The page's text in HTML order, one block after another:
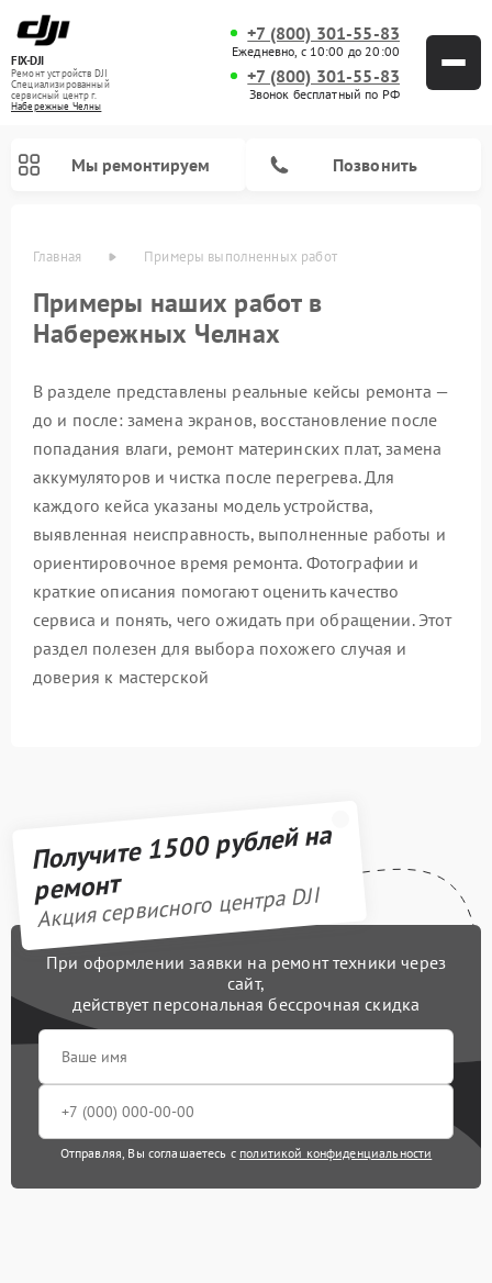
FIX-DJI
Ремонт устройств DJI
Специализированный
cервисный центр г.
Набережные Челны
+7 (800) 301-55-83
Ежедневно, с 10:00 до 20:00
+7 (800) 301-55-83
Звонок бесплатный по РФ
Мы ремонтируем Позвонить
Главная Примеры выполненных работ
Примеры наших работ в
Набережных Челнах
В разделе представлены реальные кейсы ремонта —
до и после: замена экранов, восстановление после
попадания влаги, ремонт материнских плат, замена
аккумуляторов и чистка после перегрева. Для
каждого кейса указаны модель устройства,
выявленная неисправность, выполненные работы и
ориентировочное время ремонта. Фотографии и
краткие описания помогают оценить качество
сервиса и понять, чего ожидать при обращении. Этот
раздел полезен для выбора похожего случая и
доверия к мастерской
Получите 1500 рублей на
ремонт
Акция сервисного центра DJI
При оформлении заявки на ремонт техники через
сайт,
действует персональная бессрочная скидка
Отправляя, Вы соглашаетесь с политикой конфиденциальности